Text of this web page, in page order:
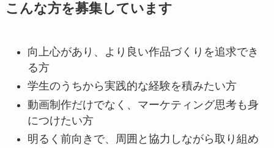
こんな方を募集しています
向上心があり、より良い作品づくりを追求でき
る方
学生のうちから実践的な経験を積みたい方
動画制作だけでなく、マーケティング思考も身
につけたい方
明るく前向きで、周囲と協力しながら取り組め